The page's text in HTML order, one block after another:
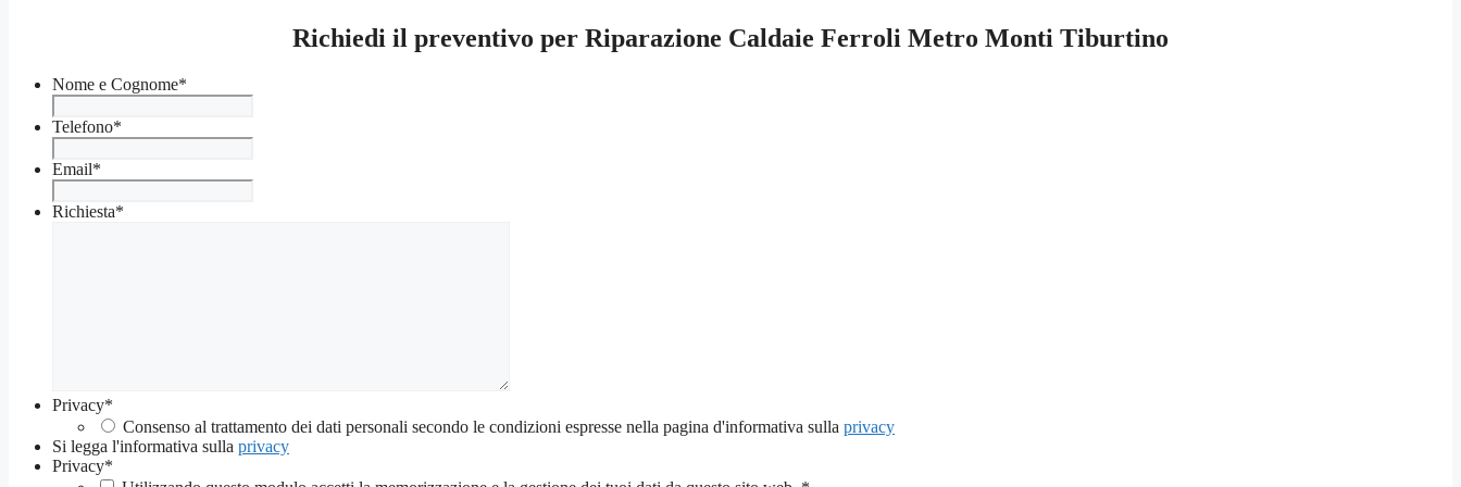
Richiedi il preventivo per Riparazione Caldaie Ferroli Metro Monti Tiburtino
Nome e Cognome*
Telefono*
Email*
Richiesta*
Privacy*
Consenso al trattamento dei dati personali secondo le condizioni espresse nella pagina d'informativa sulla privacy
Si legga l'informativa sulla privacy
Privacy*